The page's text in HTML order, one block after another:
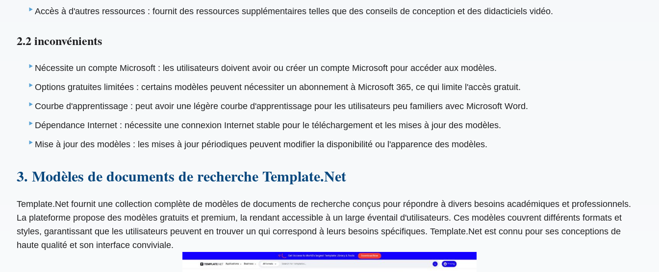
Accès à d'autres ressources : fournit des ressources supplémentaires telles que des conseils de conception et des didacticiels vidéo.
2.2 inconvénients
Nécessite un compte Microsoft : les utilisateurs doivent avoir ou créer un compte Microsoft pour accéder aux modèles.
Options gratuites limitées : certains modèles peuvent nécessiter un abonnement à Microsoft 365, ce qui limite l'accès gratuit.
Courbe d'apprentissage : peut avoir une légère courbe d'apprentissage pour les utilisateurs peu familiers avec Microsoft Word.
Dépendance Internet : nécessite une connexion Internet stable pour le téléchargement et les mises à jour des modèles.
Mise à jour des modèles : les mises à jour périodiques peuvent modifier la disponibilité ou l'apparence des modèles.
3. Modèles de documents de recherche Template.Net
Template.Net fournit une collection complète de modèles de documents de recherche conçus pour répondre à divers besoins académiques et professionnels.
La plateforme propose des modèles gratuits et premium, la rendant accessible à un large éventail d'utilisateurs. Ces modèles couvrent différents formats et
styles, garantissant que les utilisateurs peuvent en trouver un qui correspond à leurs besoins spécifiques. Template.Net est connu pour ses conceptions de
haute qualité et son interface conviviale.